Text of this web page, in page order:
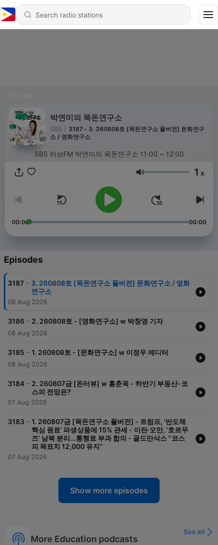
박연미의 목돈연구소
SBS
3187 - 3. 260808토 [목돈연구소 풀버전] 문화연구
소 / 영화연구소
SBS 러브FM 박연미의 목돈연구소 11:00 ~ 12:00
Volume 1 x
00:00 00:00
Episodes
3187 - 3. 260808토 [목돈연구소 풀버전] 문화연구소 / 영화
연구소
08 Aug 2026
3186 - 2. 260808토 - [영화연구소] w 박창영 기자
08 Aug 2026
3185 - 1. 260808토 - [문화연구소] w 이정우 에디터
08 Aug 2026
3184 - 2. 260807금 [돈터뷰] w 홍춘욱 - 하반기 부동산-코
스피 전망은?
07 Aug 2026
3183 - 1. 260807금 [목돈연구소 풀버전] - 트럼프, '반도체
핵심 원료' 파생상품에 15% 관세 - 이란·오만, '호르무
즈' 남북 분리...통행료 부과 합의 - 골드만삭스 "코스
피 목표치 12,000 유지“
07 Aug 2026
Show more episodes
More Education podcasts
See all